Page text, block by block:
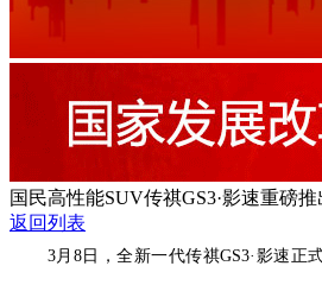
国民高性能SUV传祺GS3·影速重磅推
返回列表
3月8日，全新一代传祺GS3·影速正